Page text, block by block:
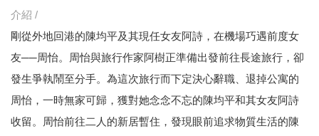
介紹 /
剛從外地回港的陳均平及其現任女友阿詩，在機場巧遇前度女
友──周怡。周怡與旅行作家阿樹正準備出發前往長途旅行，卻
發生爭執鬧至分手。為這次旅行而下定決心辭職、退掉公寓的
周怡，一時無家可歸，獲對她念念不忘的陳均平和其女友阿詩
收留。周怡前往二人的新居暫住，發現眼前追求物質生活的陳